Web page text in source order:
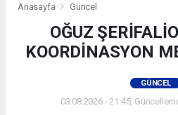
Anasayfa Güncel
OĞUZ
KOORDİNASYON
GÜNCEL
03.08.2026 - 21:45,